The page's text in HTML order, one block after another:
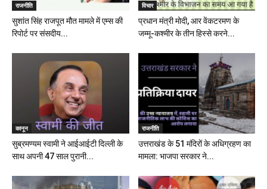
राजनीति
सुशांत सिंह राजपूत मौत मामले में एम्स की
रिपोर्ट पर संसदीय...
विचार
प्रधान मंत्री मोदी, आर वेंकटरमण के
जम्मू-कश्मीर के तीन हिस्से करने...
कानून
सुब्रमण्यम स्वामी ने आईआईटी दिल्ली के
साथ अपनी 47 साल पुरानी...
राजनीति
उत्तराखंड के 51 मंदिरों के अधिग्रहण का
मामला: भाजपा सरकार ने...